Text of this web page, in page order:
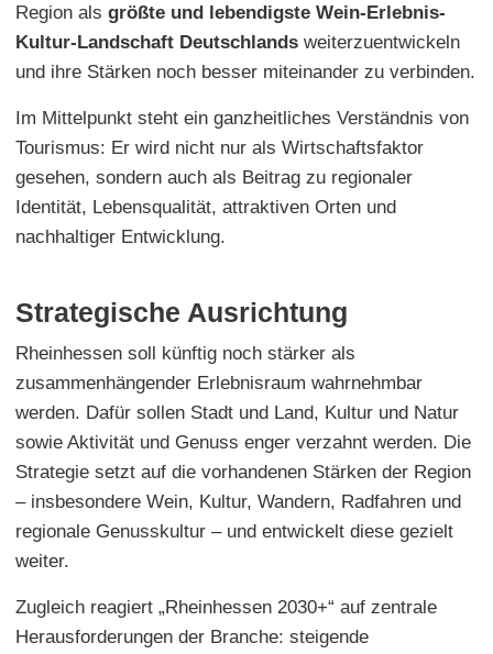
Region als größte und lebendigste Wein-Erlebnis-
Kultur-Landschaft Deutschlands weiterzuentwickeln
und ihre Stärken noch besser miteinander zu verbinden.
Im Mittelpunkt steht ein ganzheitliches Verständnis von
Tourismus: Er wird nicht nur als Wirtschaftsfaktor
gesehen, sondern auch als Beitrag zu regionaler
Identität, Lebensqualität, attraktiven Orten und
nachhaltiger Entwicklung.
Strategische Ausrichtung
Rheinhessen soll künftig noch stärker als
zusammenhängender Erlebnisraum wahrnehmbar
werden. Dafür sollen Stadt und Land, Kultur und Natur
sowie Aktivität und Genuss enger verzahnt werden. Die
Strategie setzt auf die vorhandenen Stärken der Region
– insbesondere Wein, Kultur, Wandern, Radfahren und
regionale Genusskultur – und entwickelt diese gezielt
weiter.
Zugleich reagiert „Rheinhessen 2030+“ auf zentrale
Herausforderungen der Branche: steigende